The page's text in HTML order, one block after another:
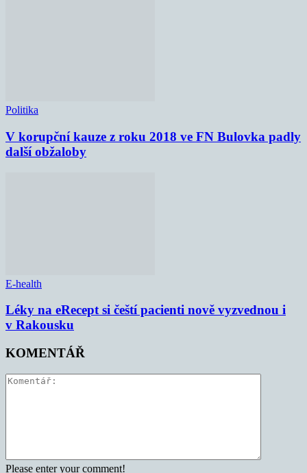
Politika
V korupční kauze z roku 2018 ve FN Bulovka padly
další obžaloby
E-health
Léky na eRecept si čeští pacienti nově vyzvednou i
v Rakousku
KOMENTÁŘ
Please enter your comment!